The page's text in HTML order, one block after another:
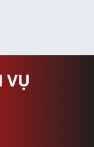
VỤ